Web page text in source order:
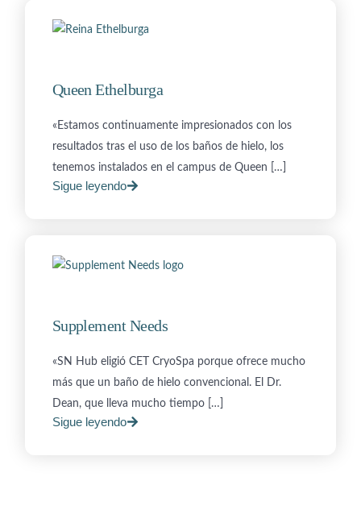
Queen Ethelburga
«Estamos continuamente impresionados con los
resultados tras el uso de los baños de hielo, los
tenemos instalados en el campus de Queen […]
Sigue leyendo
Supplement Needs
«SN Hub eligió CET CryoSpa porque ofrece mucho
más que un baño de hielo convencional. El Dr.
Dean, que lleva mucho tiempo […]
Sigue leyendo